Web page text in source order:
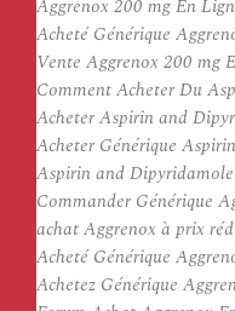
Aggrenox 200 mg En
Acheté Générique
Vente Aggrenox 200 mg
Comment Acheter Du
Acheter Aspirin and
Acheter Générique
Aspirin and
Commander Générique
achat Aggrenox à prix
Acheté Générique
Achetez Générique